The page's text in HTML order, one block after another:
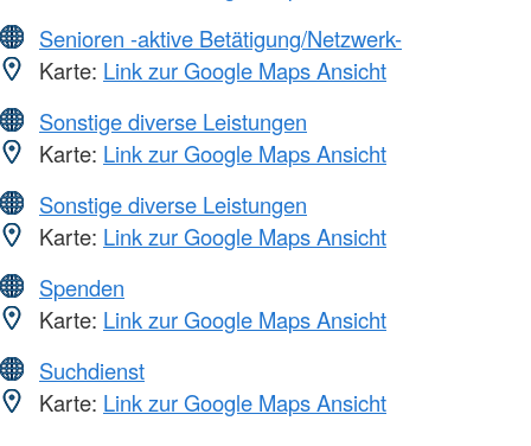
Senioren -aktive Betätigung/Netzwerk-
Karte: Link zur Google Maps Ansicht
Sonstige diverse Leistungen
Karte: Link zur Google Maps Ansicht
Sonstige diverse Leistungen
Karte: Link zur Google Maps Ansicht
Spenden
Karte: Link zur Google Maps Ansicht
Suchdienst
Karte: Link zur Google Maps Ansicht